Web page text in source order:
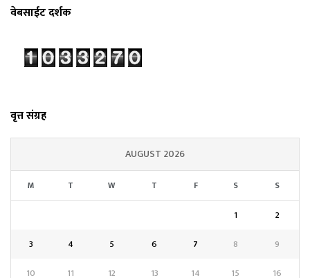
वेबसाईट दर्शक
वृत्त संग्रह
AUGUST 2026
M T W T F S S
1
2
3
4 5 6 7 8
9
10
11 12 13 14 15 16